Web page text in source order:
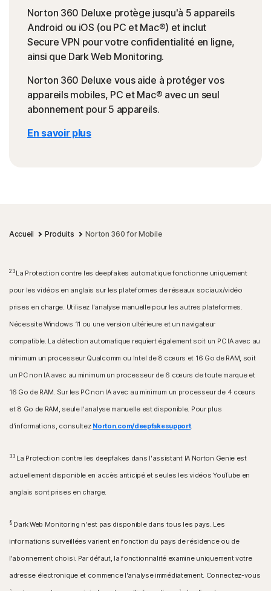
Norton 360 Deluxe protège jusqu'à 5 appareils
Android ou iOS (ou PC et Mac®) et inclut
Secure VPN pour votre confidentialité en ligne,
ainsi que Dark Web Monitoring.
Norton 360 Deluxe vous aide à protéger vos
appareils mobiles, PC et Mac® avec un seul
abonnement pour 5 appareils.
En savoir plus
Accueil Produits Norton 360 for Mobile
23 La Protection contre les deepfakes automatique fonctionne uniquement
pour les vidéos en anglais sur les plateformes de réseaux sociaux/vidéo
prises en charge. Utilisez l'analyse manuelle pour les autres plateformes.
Nécessite Windows 11 ou une version ultérieure et un navigateur
compatible. La détection automatique requiert également soit un PC IA avec au
minimum un processeur Qualcomm ou Intel de 8 cœurs et 16 Go de RAM, soit
un PC non IA avec au minimum un processeur de 6 cœurs de toute marque et
16 Go de RAM. Sur les PC non IA avec au minimum un processeur de 4 cœurs
et 8 Go de RAM, seule l'analyse manuelle est disponible. Pour plus
d'informations, consultez Norton.com/deepfakesupport.
33La Protection contre les deepfakes dans l'assistant IA Norton Genie est
actuellement disponible en accès anticipé et seules les vidéos YouTube en
anglais sont prises en charge.
§Dark Web Monitoring n'est pas disponible dans tous les pays. Les
informations surveillées varient en fonction du pays de résidence ou de
l'abonnement choisi. Par défaut, la fonctionnalité examine uniquement votre
adresse électronique et commence l'analyse immédiatement. Connectez-vous